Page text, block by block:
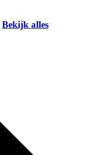
Bekijk alles